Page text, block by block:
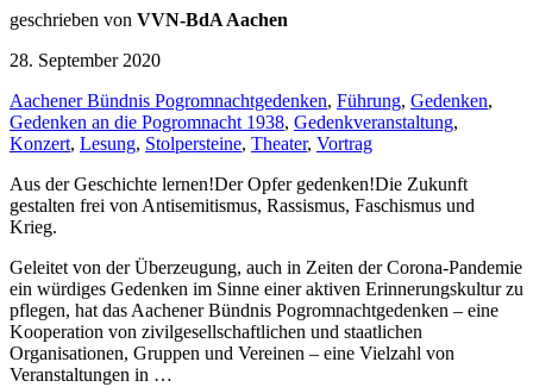
geschrieben von VVN-BdA Aachen
28. September 2020
Aachener Bündnis Pogromnachtgedenken, Führung, Gedenken,
Gedenken an die Pogromnacht 1938, Gedenkveranstaltung,
Konzert, Lesung, Stolpersteine, Theater, Vortrag
Aus der Geschichte lernen!Der Opfer gedenken!Die Zukunft
gestalten frei von Antisemitismus, Rassismus, Faschismus und
Krieg.
Geleitet von der Überzeugung, auch in Zeiten der Corona-Pandemie
ein würdiges Gedenken im Sinne einer aktiven Erinnerungskultur zu
pflegen, hat das Aachener Bündnis Pogromnachtgedenken – eine
Kooperation von zivilgesellschaftlichen und staatlichen
Organisationen, Gruppen und Vereinen – eine Vielzahl von
Veranstaltungen in …